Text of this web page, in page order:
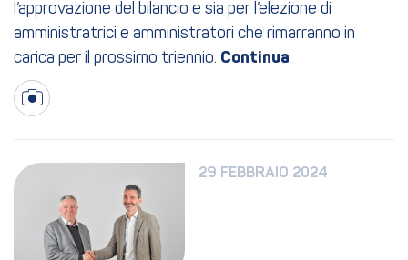
l’approvazione del bilancio e sia per l’elezione di
amministratrici e amministratori che rimarranno in
carica per il prossimo triennio.
29 FEBBRAIO 2024